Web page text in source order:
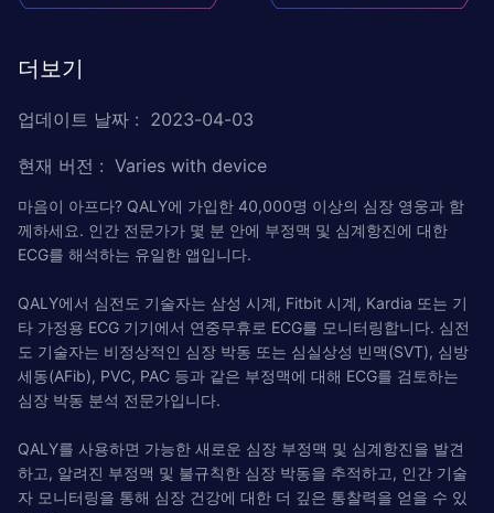
더보기
업데이트 날짜 : 2023-04-03
현재 버전 : Varies with device
마음이 아프다? QALY에 가입한 40,000명 이상의 심장 영웅과 함
께하세요. 인간 전문가가 몇 분 안에 부정맥 및 심계항진에 대한
ECG를 해석하는 유일한 앱입니다.
QALY에서 심전도 기술자는 삼성 시계, Fitbit 시계, Kardia 또는 기
타 가정용 ECG 기기에서 연중무휴로 ECG를 모니터링합니다. 심전
도 기술자는 비정상적인 심장 박동 또는 심실상성 빈맥(SVT), 심방
세동(AFib), PVC, PAC 등과 같은 부정맥에 대해 ECG를 검토하는
심장 박동 분석 전문가입니다.
QALY를 사용하면 가능한 새로운 심장 부정맥 및 심계항진을 발견
하고, 알려진 부정맥 및 불규칙한 심장 박동을 추적하고, 인간 기술
자 모니터링을 통해 심장 건강에 대한 더 깊은 통찰력을 얻을 수 있